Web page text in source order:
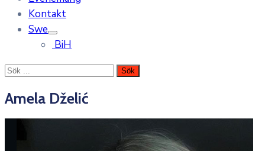
Kontakt
Swe
BiH
Amela Dželić